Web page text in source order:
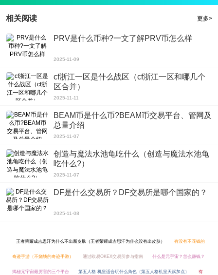
度，以及实际球场的感觉。可以高品质在线于四人同时决赛，场面效果逼真，丰
富多彩。
相关阅读 更多>
PRV是什么币种?一文了解PRV币怎么样
2025-11-09
cf浙江一区是什么战区（cf浙江一区和哪几个
区合并）
2025-11-11
BEAM币是什么币?BEAM币交易平台、管网及
总量介绍
2025-11-07
创造与魔法水池龟吃什么（创造与魔法水池龟
吃什么?）
2025-11-07
DF是什么交易所？DF交易所是哪个国家的？
2025-11-08
王者荣耀成吉思汗为什么不出新皮肤（王者荣耀成吉思汗为什么没有出皮肤） 有没有不花钱的
奇迹手游（不烧钱的奇迹手游） 通过欧易OKEX交易所参与指南 什么是元宇宙？怎么赚钱？
揭秘元宇宙最厉害的三个平台 第五人格 机皇适合玩什么角色（第五人格机皇天赋加点） 有